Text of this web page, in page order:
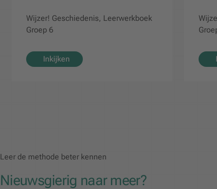
Wijzer! Geschiedenis, Leerwerkboek
Groep 6
Inkijken
Leer de methode beter kennen
Nieuwsgierig naar meer?